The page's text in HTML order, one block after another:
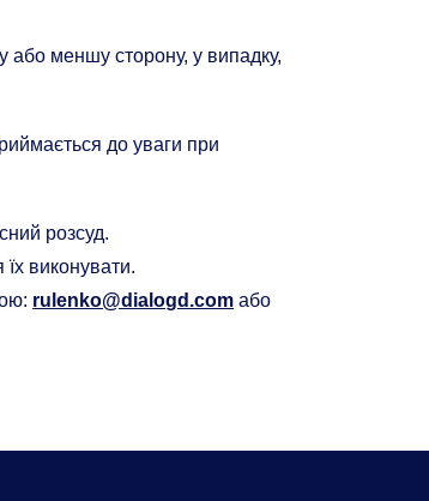
меншу сторону, у випадку,
до уваги при
розсуд.
виконувати.
rulenko@dialogd.com або